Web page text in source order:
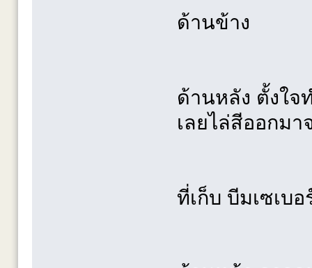
ด้านข้าง
ด้านหลัง ตั้งใจ
เลยไล่สีออกม
ที่เก็บ บีมเซเบ